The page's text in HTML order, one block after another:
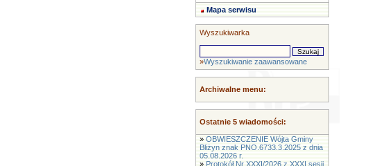
Mapa serwisu
Wyszukiwarka
»Wyszukiwanie zaawansowane
Archiwalne menu:
Ostatnie 5 wiadomości:
» OBWIESZCZENIE Wójta Gminy
Bliżyn znak PNO.6733.3.2025 z dnia
05.08.2026 r.
» Protokół Nr XXXI/2026 z XXXI sesji